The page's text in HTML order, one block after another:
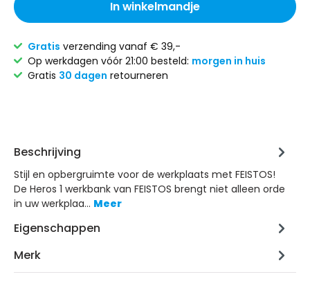
In winkelmandje
Gratis verzending vanaf € 39,-
Op werkdagen vóór 21:00 besteld: morgen in huis
Gratis 30 dagen retourneren
Beschrijving
Stijl en opbergruimte voor de werkplaats met FEISTOS!
De Heros 1 werkbank van FEISTOS brengt niet alleen orde
in uw werkplaa… Meer
Eigenschappen
Merk